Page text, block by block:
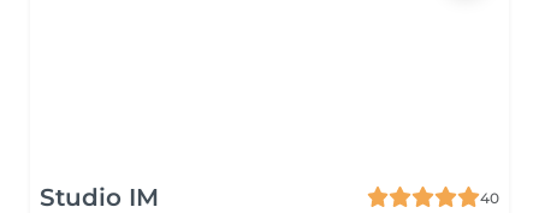
Studio IM
40